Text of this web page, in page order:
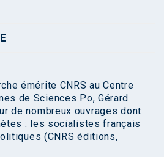
émérite CNRS au Centre
de Sciences Po, Gérard
de nombreux ouvrages dont
: les socialistes français
(CNRS éditions,